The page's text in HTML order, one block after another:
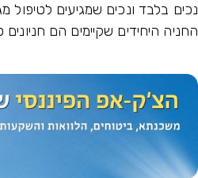
נכים בלבד ונכים שמגיעים לטיפול
החניה היחידים שקיימים הם